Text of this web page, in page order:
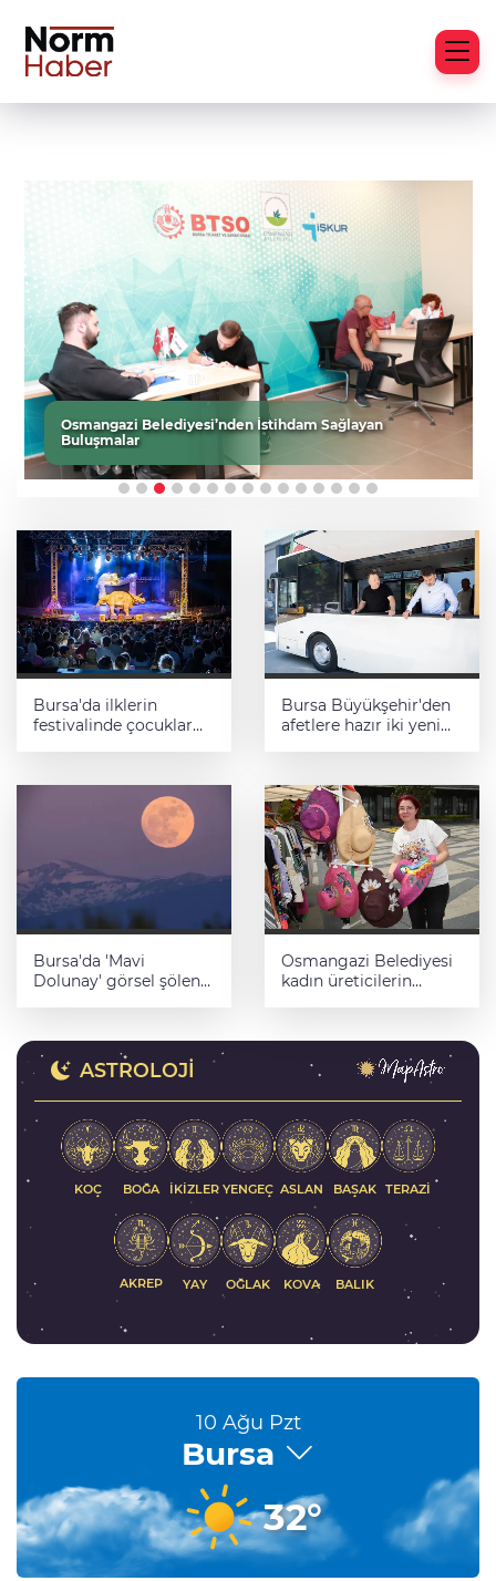
Osmangazi Belediyesi’nden İstihdam Sağlayan
Buluşmalar
Bursa'da ilklerin
festivalinde çocuklar
Bursa Büyükşehir'den
afetlere hazır iki yeni
Bursa'da 'Mavi
Dolunay' görsel şölen
Osmangazi Belediyesi
kadın üreticilerin
ASTROLOJI
KOÇ BOĞA İKIZLER YENGEÇ ASLAN BAŞAK TERAZI
AKREP YAY OĞLAK KOVA BALIK
10 Ağu Pzt
Bursa
32°